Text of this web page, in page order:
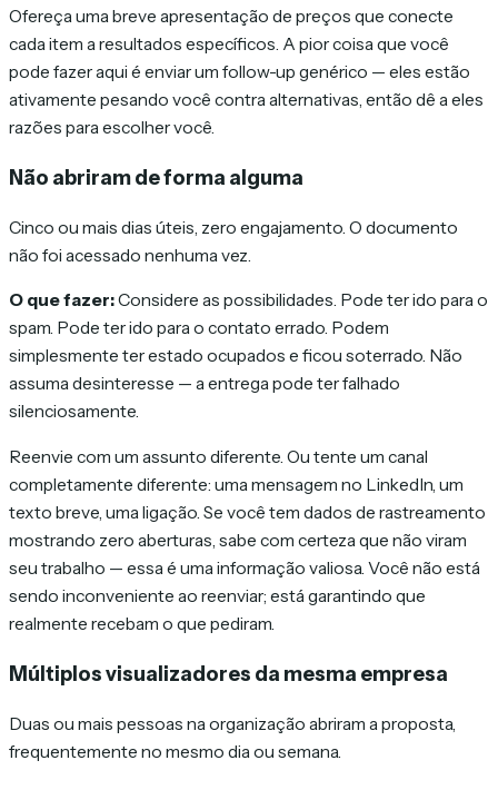
Ofereça uma breve apresentação de preços que conecte
cada item a resultados específicos. A pior coisa que você
pode fazer aqui é enviar um follow-up genérico — eles estão
ativamente pesando você contra alternativas, então dê a eles
razões para escolher você.
Não abriram de forma alguma
Cinco ou mais dias úteis, zero engajamento. O documento
não foi acessado nenhuma vez.
O que fazer:Considere as possibilidades. Pode ter ido para o
spam. Pode ter ido para o contato errado. Podem
simplesmente ter estado ocupados e ficou soterrado. Não
assuma desinteresse — a entrega pode ter falhado
silenciosamente.
Reenvie com um assunto diferente. Ou tente um canal
completamente diferente: uma mensagem no LinkedIn, um
texto breve, uma ligação. Se você tem dados de rastreamento
mostrando zero aberturas, sabe com certeza que não viram
seu trabalho — essa é uma informação valiosa. Você não está
sendo inconveniente ao reenviar; está garantindo que
realmente recebam o que pediram.
Múltiplos visualizadores da mesma empresa
Duas ou mais pessoas na organização abriram a proposta,
frequentemente no mesmo dia ou semana.